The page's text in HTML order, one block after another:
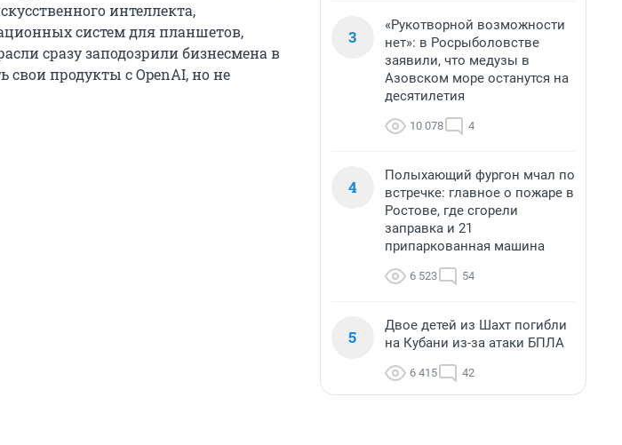
интеллекта,
систем для планшетов,
сразу заподозрили бизнесмена в
свои продукты с OpenAI, но не
3
«Рукотворной возможности
нет»: в Росрыболовстве
заявили, что медузы в
Азовском море останутся на
десятилетия
10 078 4
4
Полыхающий фургон мчал по
встречке: главное о пожаре в
Ростове, где сгорели
заправка и 21
припаркованная машина
6 523 54
5
Двое детей из Шахт погибли
на Кубани из-за атаки БПЛА
6 415 42